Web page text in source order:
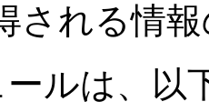
される情
ルは、以